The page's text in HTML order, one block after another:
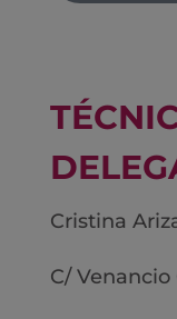
Cristina
C/ Venancio